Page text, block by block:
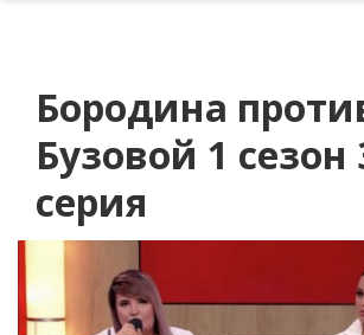
Бородина
Бузовой 1 сезон
серия